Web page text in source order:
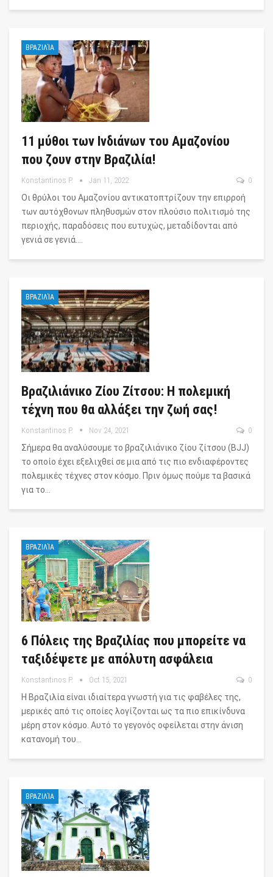
ΒΡΑΖΙΛΊΑ
11 μύθοι των Ινδιάνων του Αμαζονίου
που ζουν στην Βραζιλία!
Konstantinos P. Jan 11, 2022 0
Οι θρύλοι του Αμαζονίου αντικατοπτρίζουν την επιρροή
των αυτόχθονων πληθυσμών στον πλούσιο πολιτισμό της
περιοχής, παραδόσεις που ευτυχώς, μεταδίδονται από
γενιά σε γενιά.…
ΒΡΑΖΙΛΊΑ
Βραζιλιάνικο Ζίου Ζίτσου: Η πολεμική
τέχνη που θα αλλάξει την ζωή σας!
Konstantinos P. Nov 24, 2021 0
Σήμερα θα αναλύσουμε το βραζιλιάνικο ζίου ζίτσου (BJJ)
το οποίο έχει εξελιχθεί σε μια από τις πιο ενδιαφέροντες
πολεμικές τέχνες στον κόσμο. Πριν όμως πούμε τα βασικά
για το…
ΒΡΑΖΙΛΊΑ
6 Πόλεις της Βραζιλίας που μπορείτε να
ταξιδέψετε με απόλυτη ασφάλεια
Konstantinos P. Oct 15, 2021 0
Η Βραζιλία είναι ιδιαίτερα γνωστή για τις φαβέλες της,
μερικές από τις οποίες λογίζονται ως τα πιο επικίνδυνα
μέρη στον κόσμο. Αυτό το γεγονός οφείλεται στην άνιση
κατανομή του…
ΒΡΑΖΙΛΊΑ